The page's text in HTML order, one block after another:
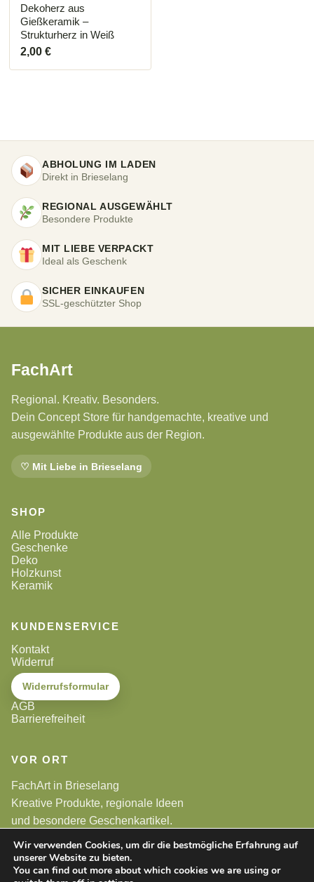
Dekoherz aus
Gießkeramik –
Strukturherz in Weiß
2,00 €
ABHOLUNG IM LADEN
Direkt in Brieselang
REGIONAL AUSGEWÄHLT
Besondere Produkte
MIT LIEBE VERPACKT
Ideal als Geschenk
SICHER EINKAUFEN
SSL-geschützter Shop
FachArt
Regional. Kreativ. Besonders.
Dein Concept Store für handgemachte, kreative und
ausgewählte Produkte aus der Region.
♡ Mit Liebe in Brieselang
SHOP
Alle Produkte
Geschenke
Deko
Holzkunst
Keramik
KUNDENSERVICE
Kontakt
Widerruf
Widerrufsformular
AGB
Barrierefreiheit
VOR ORT
FachArt in Brieselang
Kreative Produkte, regionale Ideen
und besondere Geschenkartikel.
Alle Preise sind Endpreise. Gemäß §19 UStG wird keine
Umsatzsteuer berechnet.
Wir verwenden Cookies, um dir die bestmögliche Erfahrung auf
unserer Website zu bieten.
You can find out more about which cookies we are using or